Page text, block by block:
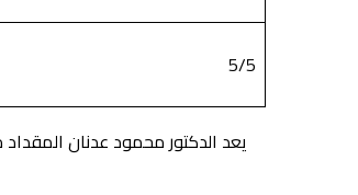
5/5
يعد الدكتور محمود عدنان